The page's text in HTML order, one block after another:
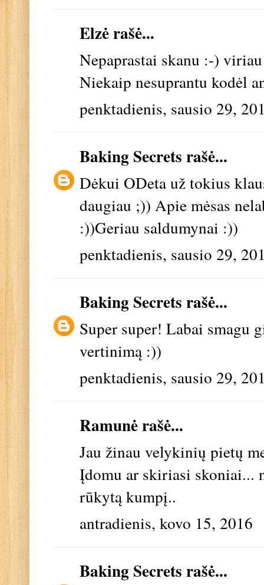
Elzė rašė...
Nepaprastai skanu :-)
Niekaip nesuprantu kodėl
penktadienis, sausio 29,
Baking Secrets rašė...
Dėkui ODeta už tokius
daugiau ;)) Apie mėsas
:))Geriau saldumynai :))
penktadienis, sausio 29,
Baking Secrets rašė...
Super super! Labai
vertinimą :))
penktadienis, sausio 29,
Ramunė rašė...
Jau žinau velykinių pietų
Įdomu ar skiriasi skoniai...
rūkytą kumpį..
antradienis, kovo 15, 2016
Baking Secrets rašė...